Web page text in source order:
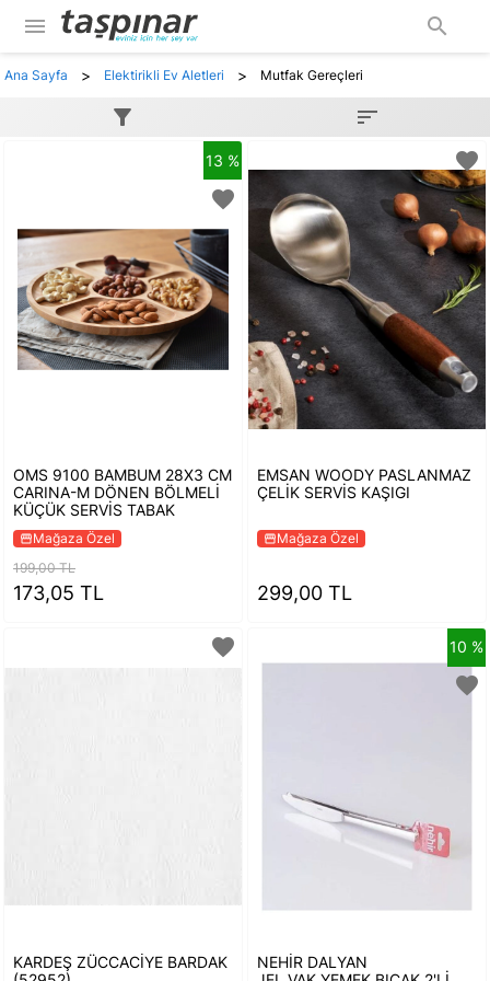
menu search
Ana Sayfa > Elektirikli Ev Aletleri > Mutfak Gereçleri
filter_alt sort
13 %
favorite
OMS 9100 BAMBUM 28X3 CM
CARINA-M DÖNEN BÖLMELİ
KÜÇÜK SERVİS TABAK
storefrontMağaza Özel
199,00 TL
173,05 TL
favorite
EMSAN WOODY PASLANMAZ
ÇELİK SERVİS KAŞIGI
storefrontMağaza Özel
299,00 TL
favorite
KARDEŞ ZÜCCACİYE BARDAK
10 %
favorite
NEHİR DALYAN